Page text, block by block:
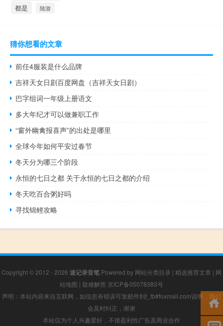
都是 陆游
猜你想看的文章
前任4服装是什么品牌
吉祥天女日剧百度网盘（吉祥天女日剧）
巴字组词一年级上册语文
多大年纪才可以做兼职工作
“窗外幽禽报喜声”的出处是哪里
全球今年如何平安过春节
冬天分为哪三个阶段
永恒的七日之都 关于永恒的七日之都的介绍
冬天吃百合粥好吗
寻找锦鲤攻略
Copyright © 2012 - 2026 速记录音笔 Powered by 网站分类目录 | 精选推荐文章 | 网
站地图 | 疑难解答 京ICP备05078383号
声明：本站内容来自互联网，如信息有错误可发邮件到f_fb#foxmail.com说明，我们
会及时纠正，谢谢
本站仅为个人兴趣爱好，不接盈利性广告及商业合作